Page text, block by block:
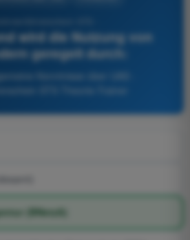
wird die Nutzung von
geregelt durch:
Kenntnisse über UAS -
(BNetzA)